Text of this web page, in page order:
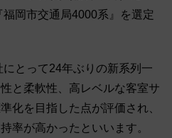
福岡市交通局4000系』を選定
とって24年ぶりの新系列一
と柔軟性、高レベルな客室サ
化を目指した点が評価され、
率が高かったといいます。